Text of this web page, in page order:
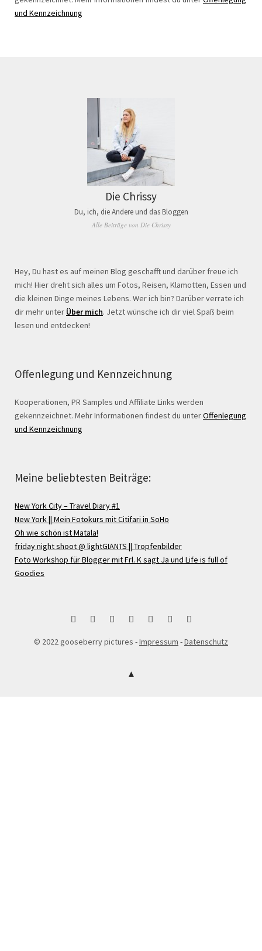
und Kennzeichnung
Die Chrissy
Du, ich, die Andere und das Bloggen
Alle Beiträge von Die Chrissy
Hey, Du hast es auf meinen Blog geschafft und darüber freue ich
mich! Hier dreht sich alles um Fotos, Reisen, Klamotten, Essen und
die kleinen Dinge meines Lebens. Wer ich bin? Darüber verrate ich
dir mehr unter Über mich. Jetzt wünsche ich dir viel Spaß beim
lesen und entdecken!
Offenlegung und Kennzeichnung
Kooperationen, PR Samples und Affiliate Links werden
gekennzeichnet. Mehr Informationen findest du unterOffenlegung
und Kennzeichnung
Meine beliebtesten Beiträge:
New York City – Travel Diary #1
New York || Mein Fotokurs mit Citifari in SoHo
Oh wie schön ist Matala!
friday night shoot @ lightGIANTS || Tropfenbilder
Foto Workshop für Blogger mit Frl. K sagt Ja und Life is full of
Goodies
bloglovinInstagramFacebookGooglePinterestTwitterRSS
© 2022 gooseberry pictures -Impressum -Datenschutz